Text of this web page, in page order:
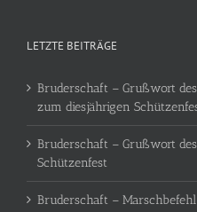
LETZTE BEITRÄGE
Bruderschaft – Grußwort
zum diesjährigen
Bruderschaft – Grußwort
Schützenfest
Bruderschaft –